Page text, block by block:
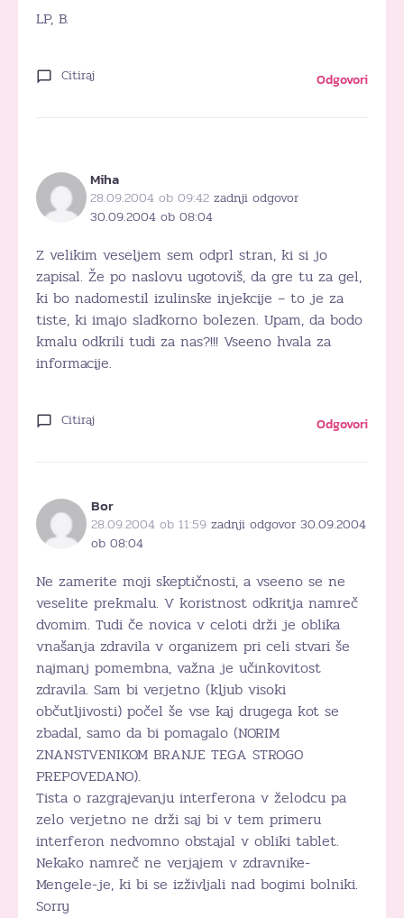
LP, B.
Citiraj Odgovori
Miha
28.09.2004 ob 09:42 zadnji odgovor
30.09.2004 ob 08:04
Z velikim veseljem sem odprl stran, ki si jo
zapisal. Že po naslovu ugotoviš, da gre tu za gel,
ki bo nadomestil izulinske injekcije – to je za
tiste, ki imajo sladkorno bolezen. Upam, da bodo
kmalu odkrili tudi za nas?!!! Vseeno hvala za
informacije.
Citiraj Odgovori
Bor
28.09.2004 ob 11:59 zadnji odgovor 30.09.2004
ob 08:04
Ne zamerite moji skeptičnosti, a vseeno se ne
veselite prekmalu. V koristnost odkritja namreč
dvomim. Tudi če novica v celoti drži je oblika
vnašanja zdravila v organizem pri celi stvari še
najmanj pomembna, važna je učinkovitost
zdravila. Sam bi verjetno (kljub visoki
občutljivosti) počel še vse kaj drugega kot se
zbadal, samo da bi pomagalo (NORIM
ZNANSTVENIKOM BRANJE TEGA STROGO
PREPOVEDANO).
Tista o razgrajevanju interferona v želodcu pa
zelo verjetno ne drži saj bi v tem primeru
interferon nedvomno obstajal v obliki tablet.
Nekako namreč ne verjajem v zdravnike-
Mengele-je, ki bi se izživljali nad bogimi bolniki.
Sorry